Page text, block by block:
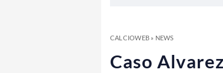
CALCIOWEB» NEWS
Caso